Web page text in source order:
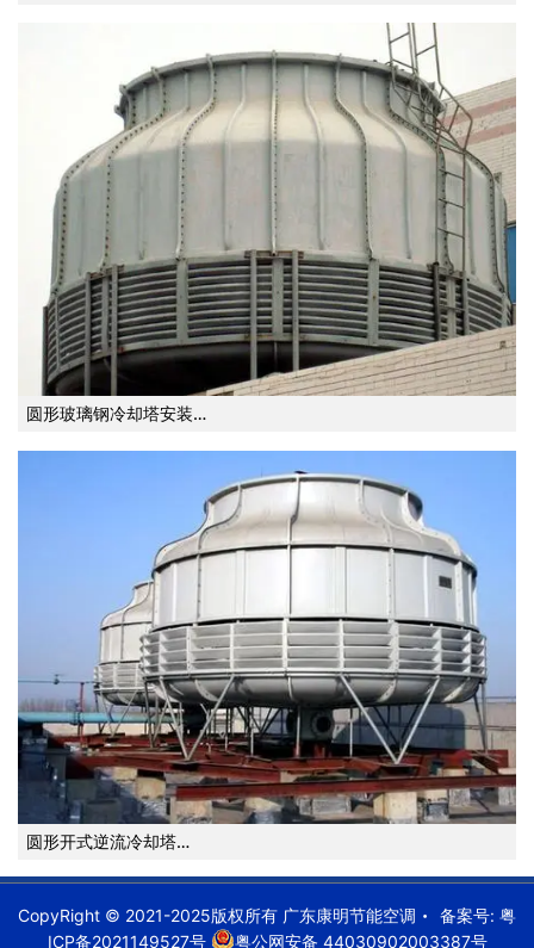
圆形玻璃钢冷却塔安装…
圆形开式逆流冷却塔…
CopyRight © 2021-2025版权所有 广东康明节能空调 备案号: 粤
ICP备2021149527号
粤公网安备 44030902003387号